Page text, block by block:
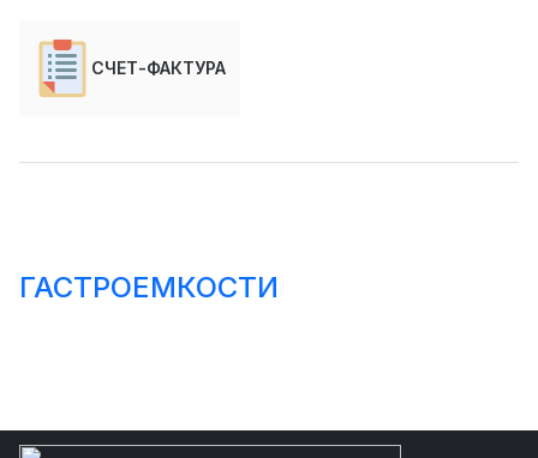
СЧЕТ-ФАКТУРА
ГАСТРОЕМКОСТИ